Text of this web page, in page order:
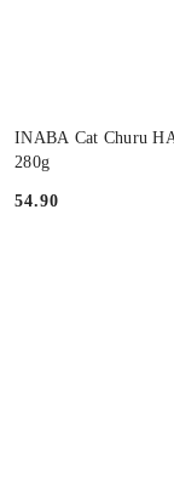
INABA Cat Churu
280g
Cena:
54.90